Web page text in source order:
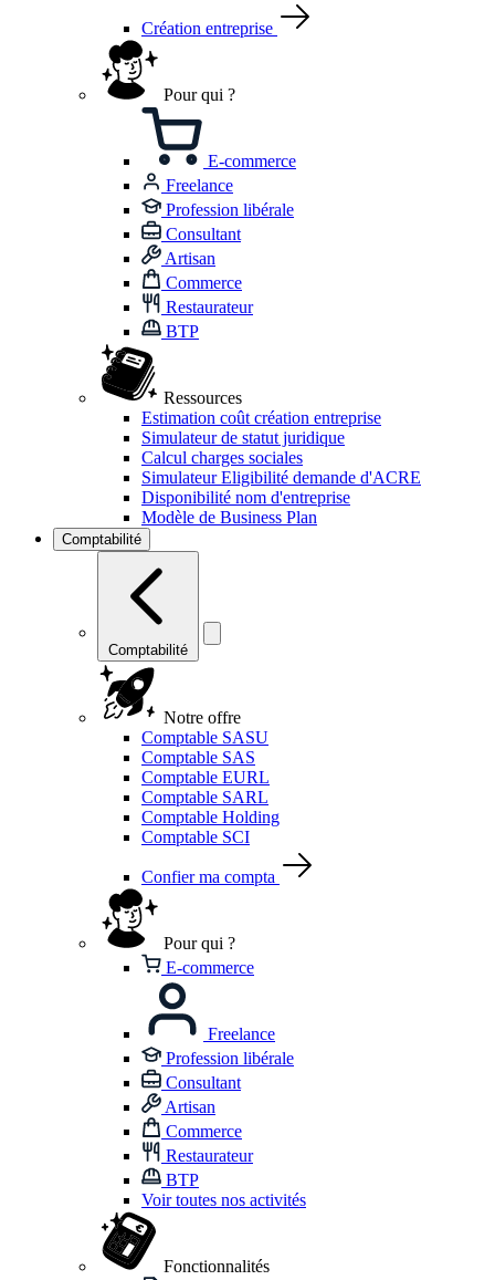
Création entreprise
Pour qui ?
E-commerce
Freelance
Profession libérale
Consultant
Artisan
Commerce
Restaurateur
BTP
Ressources
Estimation coût création entreprise
Simulateur de statut juridique
Calcul charges sociales
Simulateur Eligibilité demande d'ACRE
Disponibilité nom d'entreprise
Modèle de Business Plan
Comptabilité
Comptabilité
Notre offre
Comptable SASU
Comptable SAS
Comptable EURL
Comptable SARL
Comptable Holding
Comptable SCI
Confier ma compta
Pour qui ?
E-commerce
Freelance
Profession libérale
Consultant
Artisan
Commerce
Restaurateur
BTP
Voir toutes nos activités
Fonctionnalités